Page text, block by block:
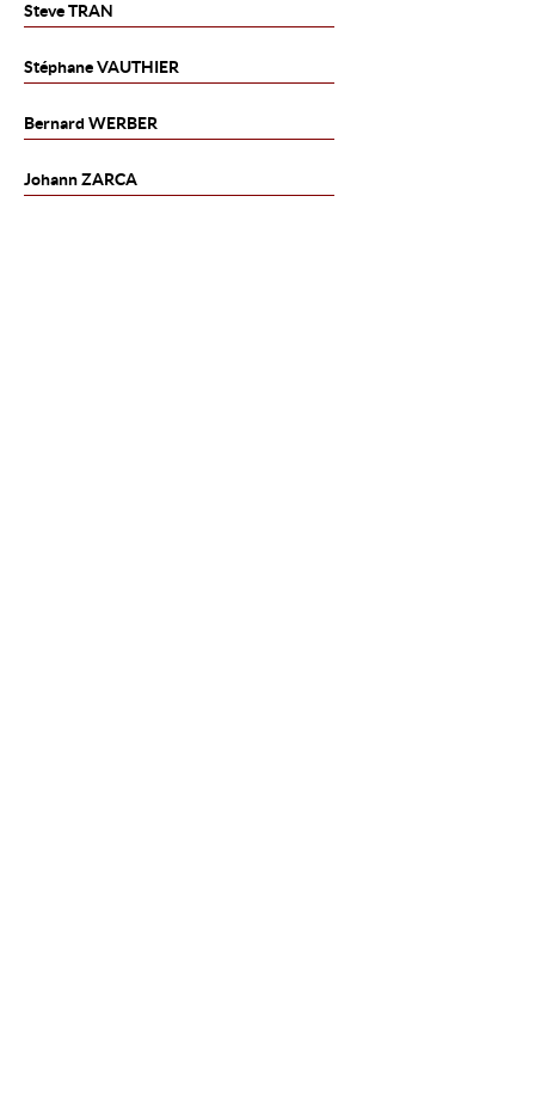
SteveTRAN
StéphaneVAUTHIER
Bernard WERBER
JohannZARCA